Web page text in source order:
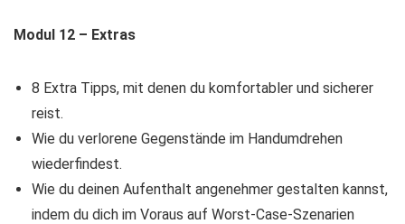
Modul 12 – Extras
8 Extra Tipps, mit denen du komfortabler und sicherer
reist.
Wie du verlorene Gegenstände im Handumdrehen
wiederfindest.
Wie du deinen Aufenthalt angenehmer gestalten kannst,
indem du dich im Voraus auf Worst-Case-Szenarien